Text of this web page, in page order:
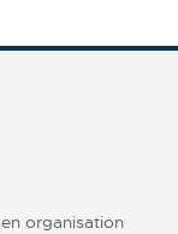
organisation